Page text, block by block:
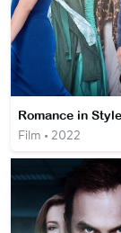
Romance in Style
Film • 2022